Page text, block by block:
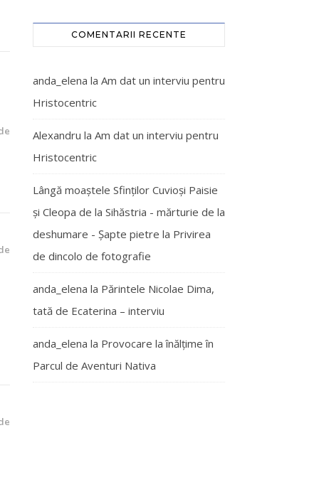
COMENTARII RECENTE
anda_elena la Am dat un interviu pentru
Hristocentric
Alexandru la Am dat un interviu pentru
Hristocentric
Lângă moaștele Sfinților Cuvioși Paisie
și Cleopa de la Sihăstria - mărturie de la
deshumare - Şapte pietre la Privirea
de dincolo de fotografie
anda_elena la Părintele Nicolae Dima,
tată de Ecaterina – interviu
anda_elena la Provocare la înălțime în
Parcul de Aventuri Nativa